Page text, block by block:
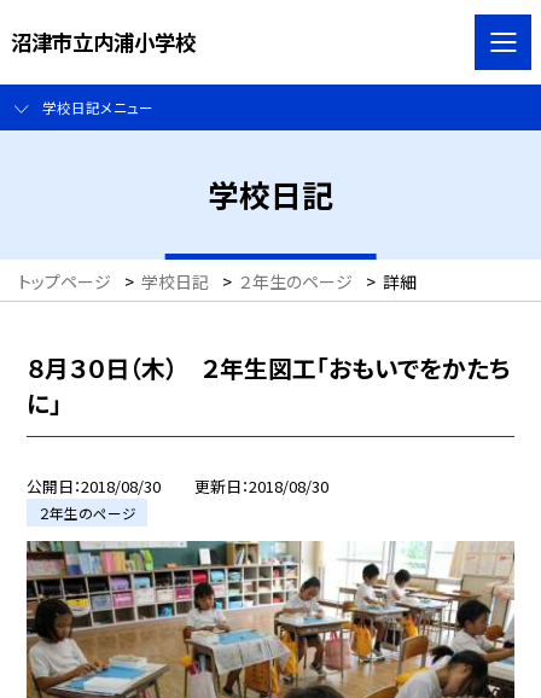
沼津市立内浦小学校
学校日記メニュー
学校日記
トップページ > 学校日記 > ２年生のページ > 詳細
８月３０日（木） ２年生図工「おもいでをかたち
に」
公開日 2018/08/30 更新日 2018/08/30
２年生のページ